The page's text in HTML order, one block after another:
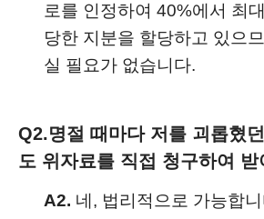
로를 인정하여 40%에서 최
당한 지분을 할당하고 있으
실 필요가 없습니다.
Q2.명절 때마다 저를 괴롭혔
도 위자료를 직접 청구하여
A2. 네, 법리적으로 가능합